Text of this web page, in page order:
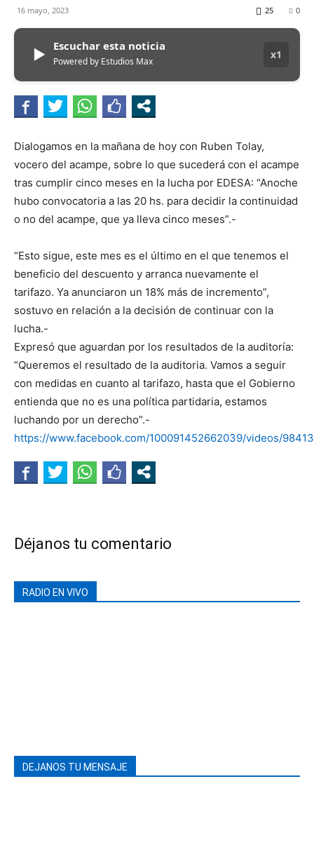
16 mayo, 2023 0
25
▶ Escuchar esta noticia
Powered by Estudios Max
x1
Dialogamos en la mañana de hoy con Ruben Tolay,
vocero del acampe, sobre lo que sucederá con el acampe
tras cumplir cinco meses en la lucha por EDESA: “Anoche
hubo convocatoria a las 20 hs. para decidir la continuidad
o no del acampe, que ya lleva cinco meses”.-
“Esto sigue, este mes es el último en el que tenemos el
beneficio del descuento y arranca nuevamente el
tarifazo. Ya anunciaron un 18% más de incremento”,
sostuvo en relación a la decisión de continuar con la
lucha.-
Expresó que aguardan por los resultados de la auditoría:
“Queremos el resultado de la auditoria. Vamos a seguir
con medidas en cuanto al tarifazo, hasta que el Gobierno
entienda que no es una política partidaria, estamos
luchando por un derecho”.-
https://www.facebook.com/100091452662039/videos/
Déjanos tu comentario
RADIO EN VIVO
DEJANOS TU MENSAJE